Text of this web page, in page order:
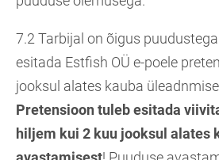
7.2 Tarbijal on õigus
esitada Estfish OÜ e-poele
jooksul alates kauba
Pretensioon tuleb esitada
hiljem kui 2 kuu jooksul alates